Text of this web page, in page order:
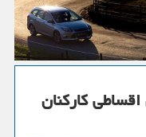
كاركنان